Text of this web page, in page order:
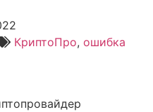
КриптоПро, ошибка